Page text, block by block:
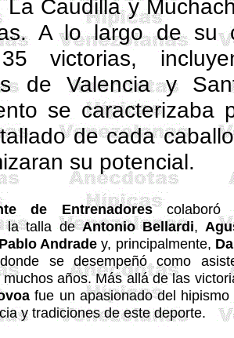
La Caudillay
A lo largo de su
victorias,
de Valencia y
se caracterizaba
de cada
su potencial.
de Entrenadorescolaboró
la talla deAntonioBellardi,
Pablo Andrade y, principalmente,
se desempeñó como
años. Más allá de las
fue un apasionado del hipismo
y tradiciones de este deporte.